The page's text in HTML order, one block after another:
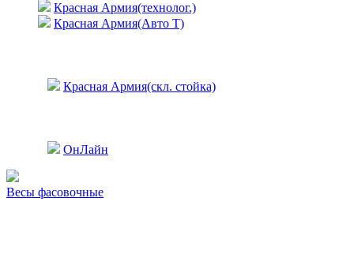
Красная Армия(технолог.)
Красная Армия(Авто Т)
Красная Армия(скл. стойка)
ОнЛайн
Весы фасовочные